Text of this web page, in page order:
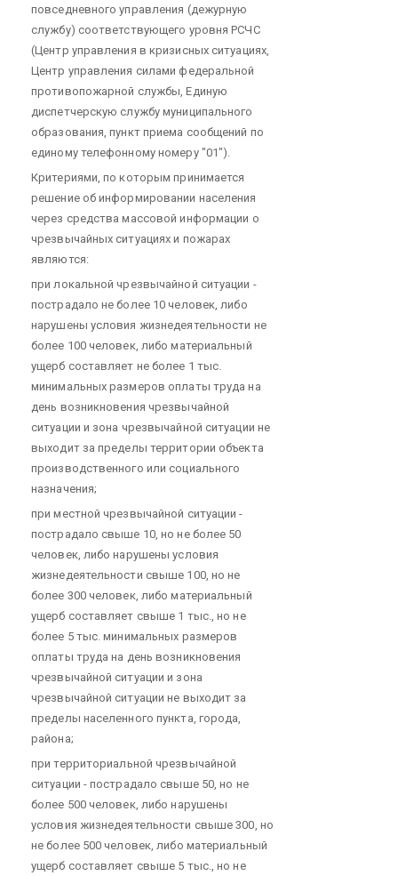
повседневного управления (дежурную
службу) соответствующего уровня РСЧС
(Центр управления в кризисных ситуациях,
Центр управления силами федеральной
противопожарной службы, Единую
диспетчерскую службу муниципального
образования, пункт приема сообщений по
единому телефонному номеру "01").
Критериями, по которым принимается
решение об информировании населения
через средства массовой информации о
чрезвычайных ситуациях и пожарах
являются:
при локальной чрезвычайной ситуации -
пострадало не более 10 человек, либо
нарушены условия жизнедеятельности не
более 100 человек, либо материальный
ущерб составляет не более 1 тыс.
минимальных размеров оплаты труда на
день возникновения чрезвычайной
ситуации и зона чрезвычайной ситуации не
выходит за пределы территории объекта
производственного или социального
назначения;
при местной чрезвычайной ситуации -
пострадало свыше 10, но не более 50
человек, либо нарушены условия
жизнедеятельности свыше 100, но не
более 300 человек, либо материальный
ущерб составляет свыше 1 тыс., но не
более 5 тыс. минимальных размеров
оплаты труда на день возникновения
чрезвычайной ситуации и зона
чрезвычайной ситуации не выходит за
пределы населенного пункта, города,
района;
при территориальной чрезвычайной
ситуации - пострадало свыше 50, но не
более 500 человек, либо нарушены
условия жизнедеятельности свыше 300, но
не более 500 человек, либо материальный
ущерб составляет свыше 5 тыс., но не